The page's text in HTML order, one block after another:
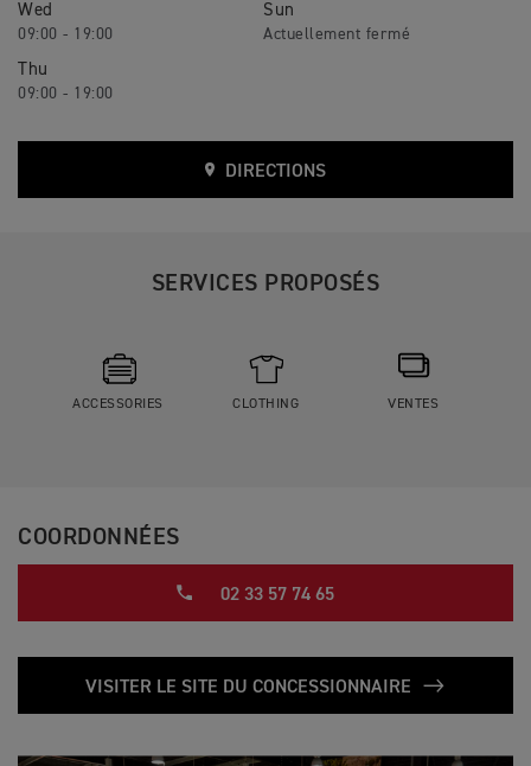
Wed
09:00 - 19:00
Thu
09:00 - 19:00
Sun
DIRECTIONS
SERVICES PROPOSÉS
ACCESSORIES CLOTHING VENTES
COORDONNÉES
02 33 57 74 65
VISITER LE SITE DU CONCESSIONNAIRE